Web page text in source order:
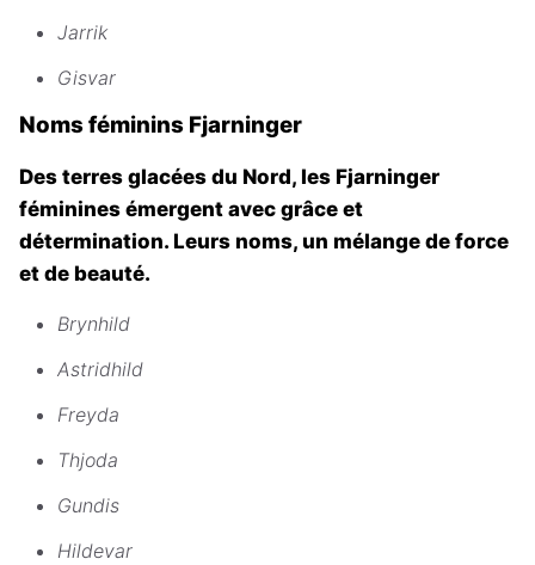
Jarrik
Gisvar
Noms féminins Fjarninger
Des terres glacées du Nord, les Fjarninger
féminines émergent avec grâce et
détermination. Leurs noms, un mélange de force
et de beauté.
Brynhild
Astridhild
Freyda
Thjoda
Gundis
Hildevar